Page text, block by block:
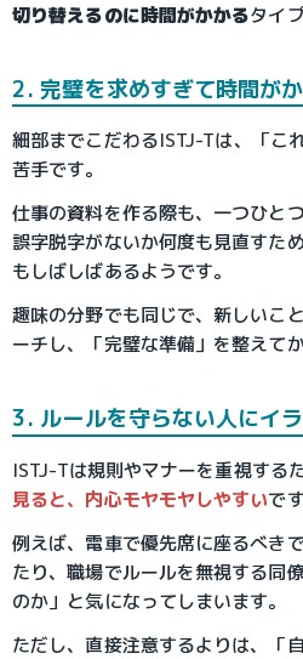
切り替えるのに時間がかかるタイ
2. 完璧を求めすぎて時間が
細部までこだわるISTJ-Tは、「こ
苦手です。
仕事の資料を作る際も、一つひと
誤字脱字がないか何度も見直すた
もしばしばあるようです。
趣味の分野でも同じで、新しいこ
ーチし、「完璧な準備」を整えて
3. ルールを守らない人にイ
ISTJ-Tは規則やマナーを重視する
見ると、内心モヤモヤしやすいです
例えば、電車で優先席に座るべき
たり、職場でルールを無視する同
のか」と気になってしまいます。
ただし、直接注意するよりは、「